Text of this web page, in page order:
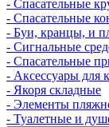
- Спасательные
- Спасательные
- Буи, кранцы, и
- Сигнальные
- Спасательные
- Аксессуары для
- Якоря складные
- Элементы
- Туалетные и